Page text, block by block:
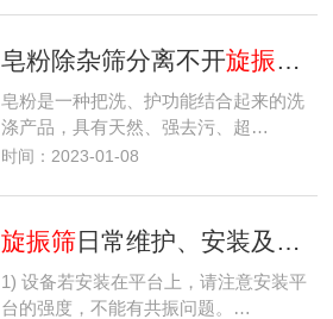
皂粉除杂筛分离不开旋振筛
皂粉是一种把洗、护功能结合起来的洗
涤产品，具有天然、强去污、超…
时间：2023-01-08
旋振筛日常维护、安装及故障解决
1) 设备若安装在平台上，请注意安装平
台的强度，不能有共振问题。…